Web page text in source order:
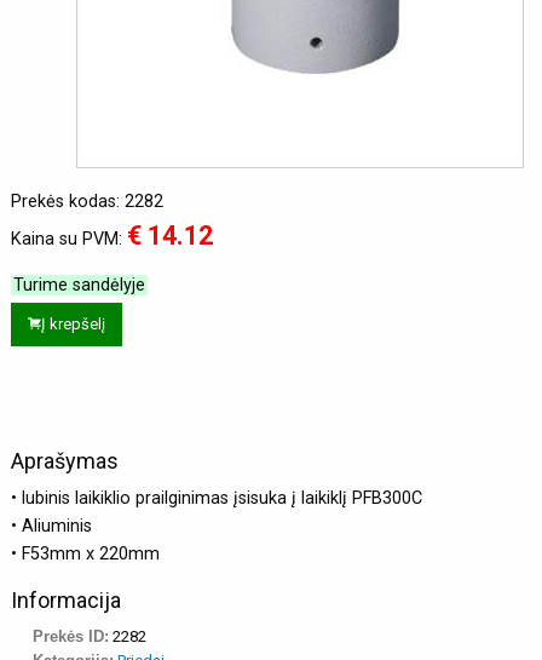
Prekės kodas: 2282
Kaina su PVM: € 14.12
Turime sandėlyje
Į krepšelį
Aprašymas
• lubinis laikiklio prailginimas įsisuka į laikiklį PFB300C
• Aliuminis
• F53mm x 220mm
Informacija
Prekės ID: 2282